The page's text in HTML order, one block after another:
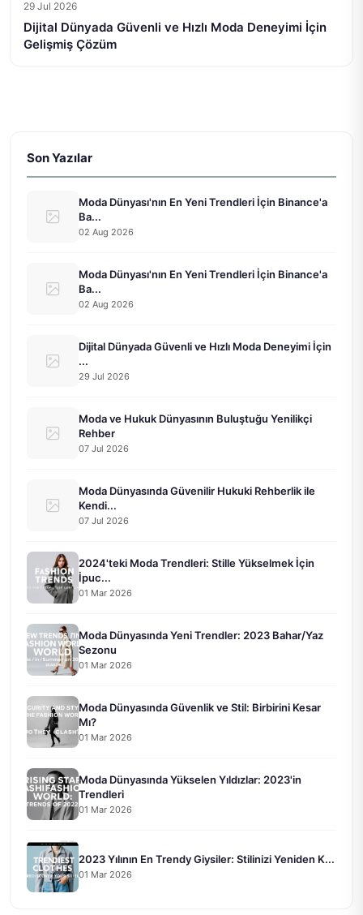
29 Jul 2026
Dijital Dünyada Güvenli ve Hızlı Moda Deneyimi İçin
Gelişmiş Çözüm
Son Yazılar
Moda Dünyası'nın En Yeni Trendleri İçin Binance'a
Ba...
02 Aug 2026
Moda Dünyası'nın En Yeni Trendleri İçin Binance'a
Ba...
02 Aug 2026
Dijital Dünyada Güvenli ve Hızlı Moda Deneyimi İçin
...
29 Jul 2026
Moda ve Hukuk Dünyasının Buluştuğu Yenilikçi
Rehber
07 Jul 2026
Moda Dünyasında Güvenilir Hukuki Rehberlik ile
Kendi...
07 Jul 2026
2024'teki Moda Trendleri: Stille Yükselmek İçin
İpuc...
01 Mar 2026
Moda Dünyasında Yeni Trendler: 2023 Bahar/Yaz
Sezonu
01 Mar 2026
Moda Dünyasında Güvenlik ve Stil: Birbirini Kesar
Mı?
01 Mar 2026
Moda Dünyasında Yükselen Yıldızlar: 2023'in
Trendleri
01 Mar 2026
2023 Yılının En Trendy Giysiler: Stilinizi Yeniden K...
01 Mar 2026